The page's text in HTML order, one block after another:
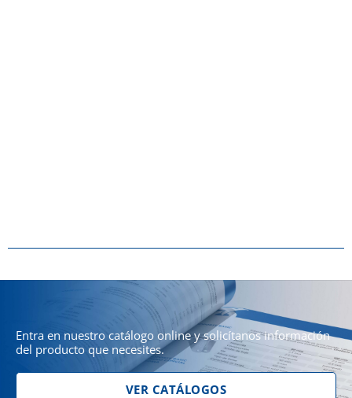
Entra en nuestro catálogo online y solicítanos información
del producto que necesites.
VER CATÁLOGOS